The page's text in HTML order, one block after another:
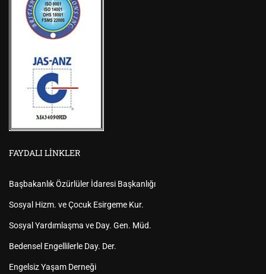
FAYDALI LINKLER
Başbakanlık Özürlüler İdaresi Başkanlığı
Sosyal Hizm. ve Çocuk Esirgeme Kur.
Sosyal Yardımlaşma ve Day. Gen. Müd.
Bedensel Engellilerle Day. Der.
Engelsiz Yaşam Derneği